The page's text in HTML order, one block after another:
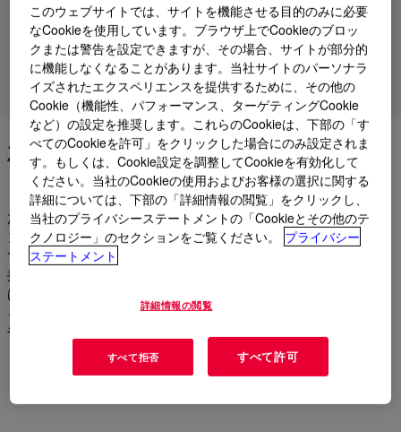
用途
製品
各種サポート
硬化および非硬化シリコーン
加硫済み、未加硫を問わず、工具やケトル、ボトル詰めライ
ン、パイプ、製造設備および床からシリコーンを除去すること
で、製品汚染のリスクが軽減し、産業衛生および従業員の安全
推進が進み、機器の性能が向上する可能性があります。ダウ
は、効果的な不燃性のシリコーン溶剤および水性のクリーナー
を提供しており、加硫済み、未加硫を問わずシリコーンを装置
や表面から除去するのにお役立ていただけます。
シリコーンの種類
このウェブサイトでは、サイトを機能させる目的のみに必要
なCookieを使用しています。ブラウザ上でCookieのブロッ
クまたは警告を設定できますが、その場合、サイトが部分的
に機能しなくなることがあります。当社サイトのパーソナラ
イズされたエクスペリエンスを提供するために、その他の
Cookie（機能性、パフォーマンス、ターゲティングCookie
など）の設定を推奨します。これらのCookieは、下部の「す
べてのCookieを許可」をクリックした場合にのみ設定されま
す。もしくは、Cookie設定を調整してCookieを有効化して
ください。当社のCookieの使用およびお客様の選択に関する
詳細については、下部の「詳細情報の閲覧」をクリックし、
当社のプライバシーステートメントの「Cookieとその他のテ
クノロジー」のセクションをご覧ください。
プライバシー
ステートメント
詳細情報の閲覧
すべて拒否 すべて許可